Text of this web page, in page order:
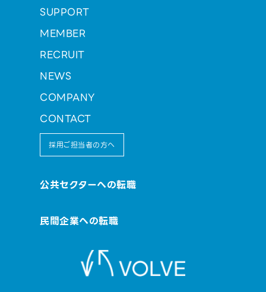
SUPPORT
MEMBER
RECRUIT
NEWS
COMPANY
CONTACT
採用ご担当者の方へ
公共セクターへの転職
民間企業への転職